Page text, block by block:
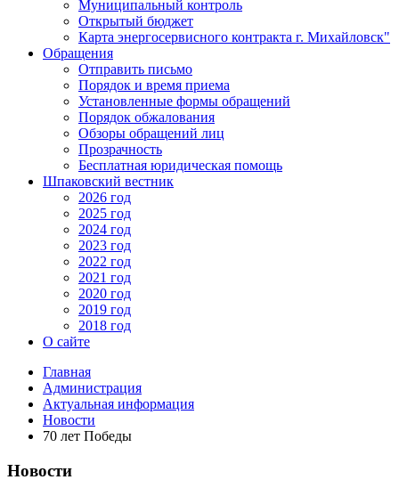
Муниципальный контроль
Открытый бюджет
Карта энергосервисного контракта г. Михайловск"
Обращения
Отправить письмо
Порядок и время приема
Установленные формы обращений
Порядок обжалования
Обзоры обращений лиц
Прозрачность
Бесплатная юридическая помощь
Шпаковский вестник
2026 год
2025 год
2024 год
2023 год
2022 год
2021 год
2020 год
2019 год
2018 год
О сайте
Главная
Администрация
Актуальная информация
Новости
70 лет Победы
Новости